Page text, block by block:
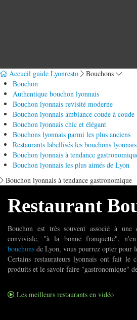
Accueil guide Lyonresto
Bouchons
Bouchon
Authentique bouchon lyonnais
Bouchon lyonnais revisité moderne
Bouchon lyonnais ambiance coude à coude
Bouchon lyonnais chic et élégant
Bouchons lyonnais parmi les plus anciens
Restaurants labellisés les bouchons lyonnais
Bouchon lyonnais à tendance
Bouchon lyonnais les plus aimés de Lyon
Bouchon lyonnais à tendance gastronomique
Restaurant
Bouchon est très souvent associé à
conviviale, "à la bonne franquette",
bouchons de Lyon, vous pourrez opter pour
Certains restaurateurs lyonnais ont fait le
produits et le savoir-faire "gastronomique"
Les meilleurs restaurants en vidéo